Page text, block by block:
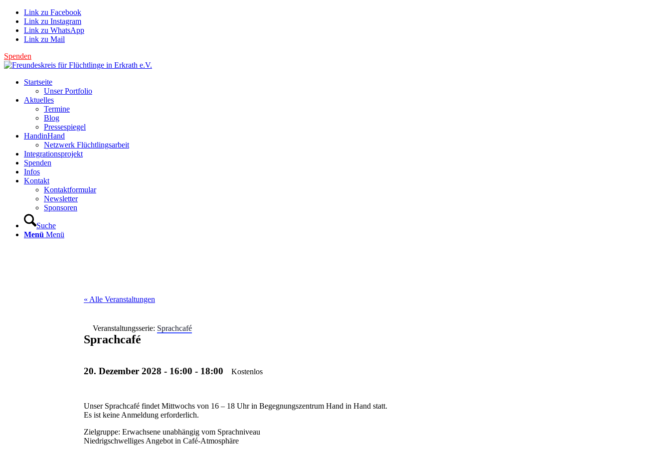
Link zu Facebook
Link zu Instagram
Link zu WhatsApp
Link zu Mail
Spenden
Startseite
Unser Portfolio
Aktuelles
Termine
Blog
Pressespiegel
HandinHand
Netzwerk Flüchtlingsarbeit
Integrationsprojekt
Spenden
Infos
Kontakt
Kontaktformular
Newsletter
Sponsoren
Suche
Menü Menü
« Alle Veranstaltungen
Veranstaltungsserie: Sprachcafé
Sprachcafé
20. Dezember 2028 - 16:00 - 18:00 Kostenlos
Unser Sprachcafé findet Mittwochs von 16 – 18 Uhr in Begegnungszentrum Hand in Hand statt.
Es ist keine Anmeldung erforderlich.
Zielgruppe: Erwachsene unabhängig vom Sprachniveau
Niedrigschwelliges Angebot in Café-Atmosphäre